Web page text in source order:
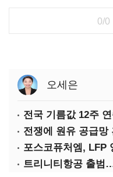
0/0
오세은